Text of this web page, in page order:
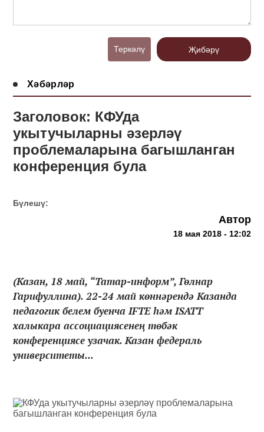
Теркәлү Җибәрү
Хәбәрләр
Заголовок: КФУда
укытучыларны әзерләү
проблемаларына багышланган
конференция була
Бүлешү:
Автор
18 мая 2018 - 12:02
(Казан, 18 май, “Татар-информ”, Гөлнар
Гарифуллина). 22-24 май көннәрендә Казанда
педагогик белем буенча IFTE һәм ISATT
халыкара ассоциациясенең төбәк
конференциясе узачак. Казан федераль
университеты...